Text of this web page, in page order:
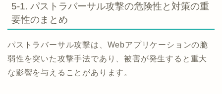
5-1. パストラバーサル攻撃の危険性と対策の重
要性のまとめ
パストラバーサル攻撃は、Webアプリケーションの脆
弱性を突いた攻撃手法であり、被害が発生すると重大
な影響を与えることがあります。